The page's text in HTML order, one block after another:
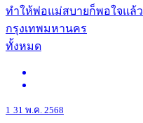
ทำให้พ่อแม่สบายก็พอใจแล้ว
กรุงเทพมหานคร
ทั้งหมด
1 31 พ.ค. 2568